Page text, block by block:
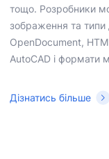
тощо. Розробники
зображення та
OpenDocument,
AutoCAD і формати
Дізнатись більше